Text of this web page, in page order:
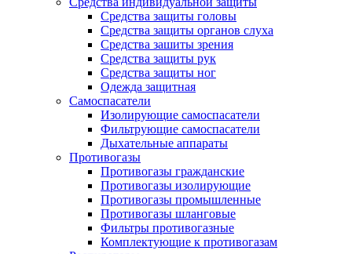
Средства защиты головы
Средства защиты органов слуха
Средства зашиты зрения
Средства защиты рук
Средства защиты ног
Одежда защитная
Самоспасатели
Изолирующие самоспасатели
Фильтрующие самоспасатели
Дыхательные аппараты
Противогазы
Противогазы гражданские
Противогазы изолирующие
Противогазы промышленные
Противогазы шланговые
Фильтры противогазные
Комплектующие к противогазам